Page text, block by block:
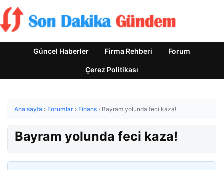
Güncel Haberler Firma Rehberi Forum
Çerez Politikası
Ana sayfa › Forumlar › Finans › Bayram yolunda feci kaza!
Bayram yolunda feci kaza!